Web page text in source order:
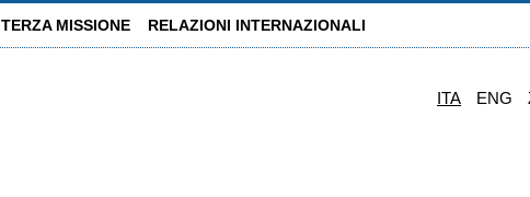
TERZA MISSIONE RELAZIONI INTERNAZIONALI
ITA ENG